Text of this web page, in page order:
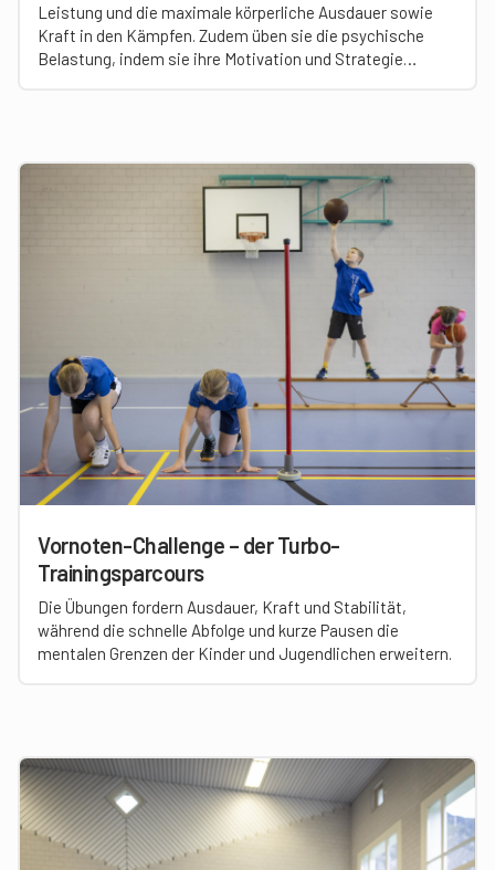
Leistung und die maximale körperliche Ausdauer sowie
Kraft in den Kämpfen. Zudem üben sie die psychische
Belastung, indem sie ihre Motivation und Strategie
Vornoten-Challenge – der Turbo-
Trainingsparcours
Die Übungen fordern Ausdauer, Kraft und Stabilität,
während die schnelle Abfolge und kurze Pausen die
mentalen Grenzen der Kinder und Jugendlichen erweitern.